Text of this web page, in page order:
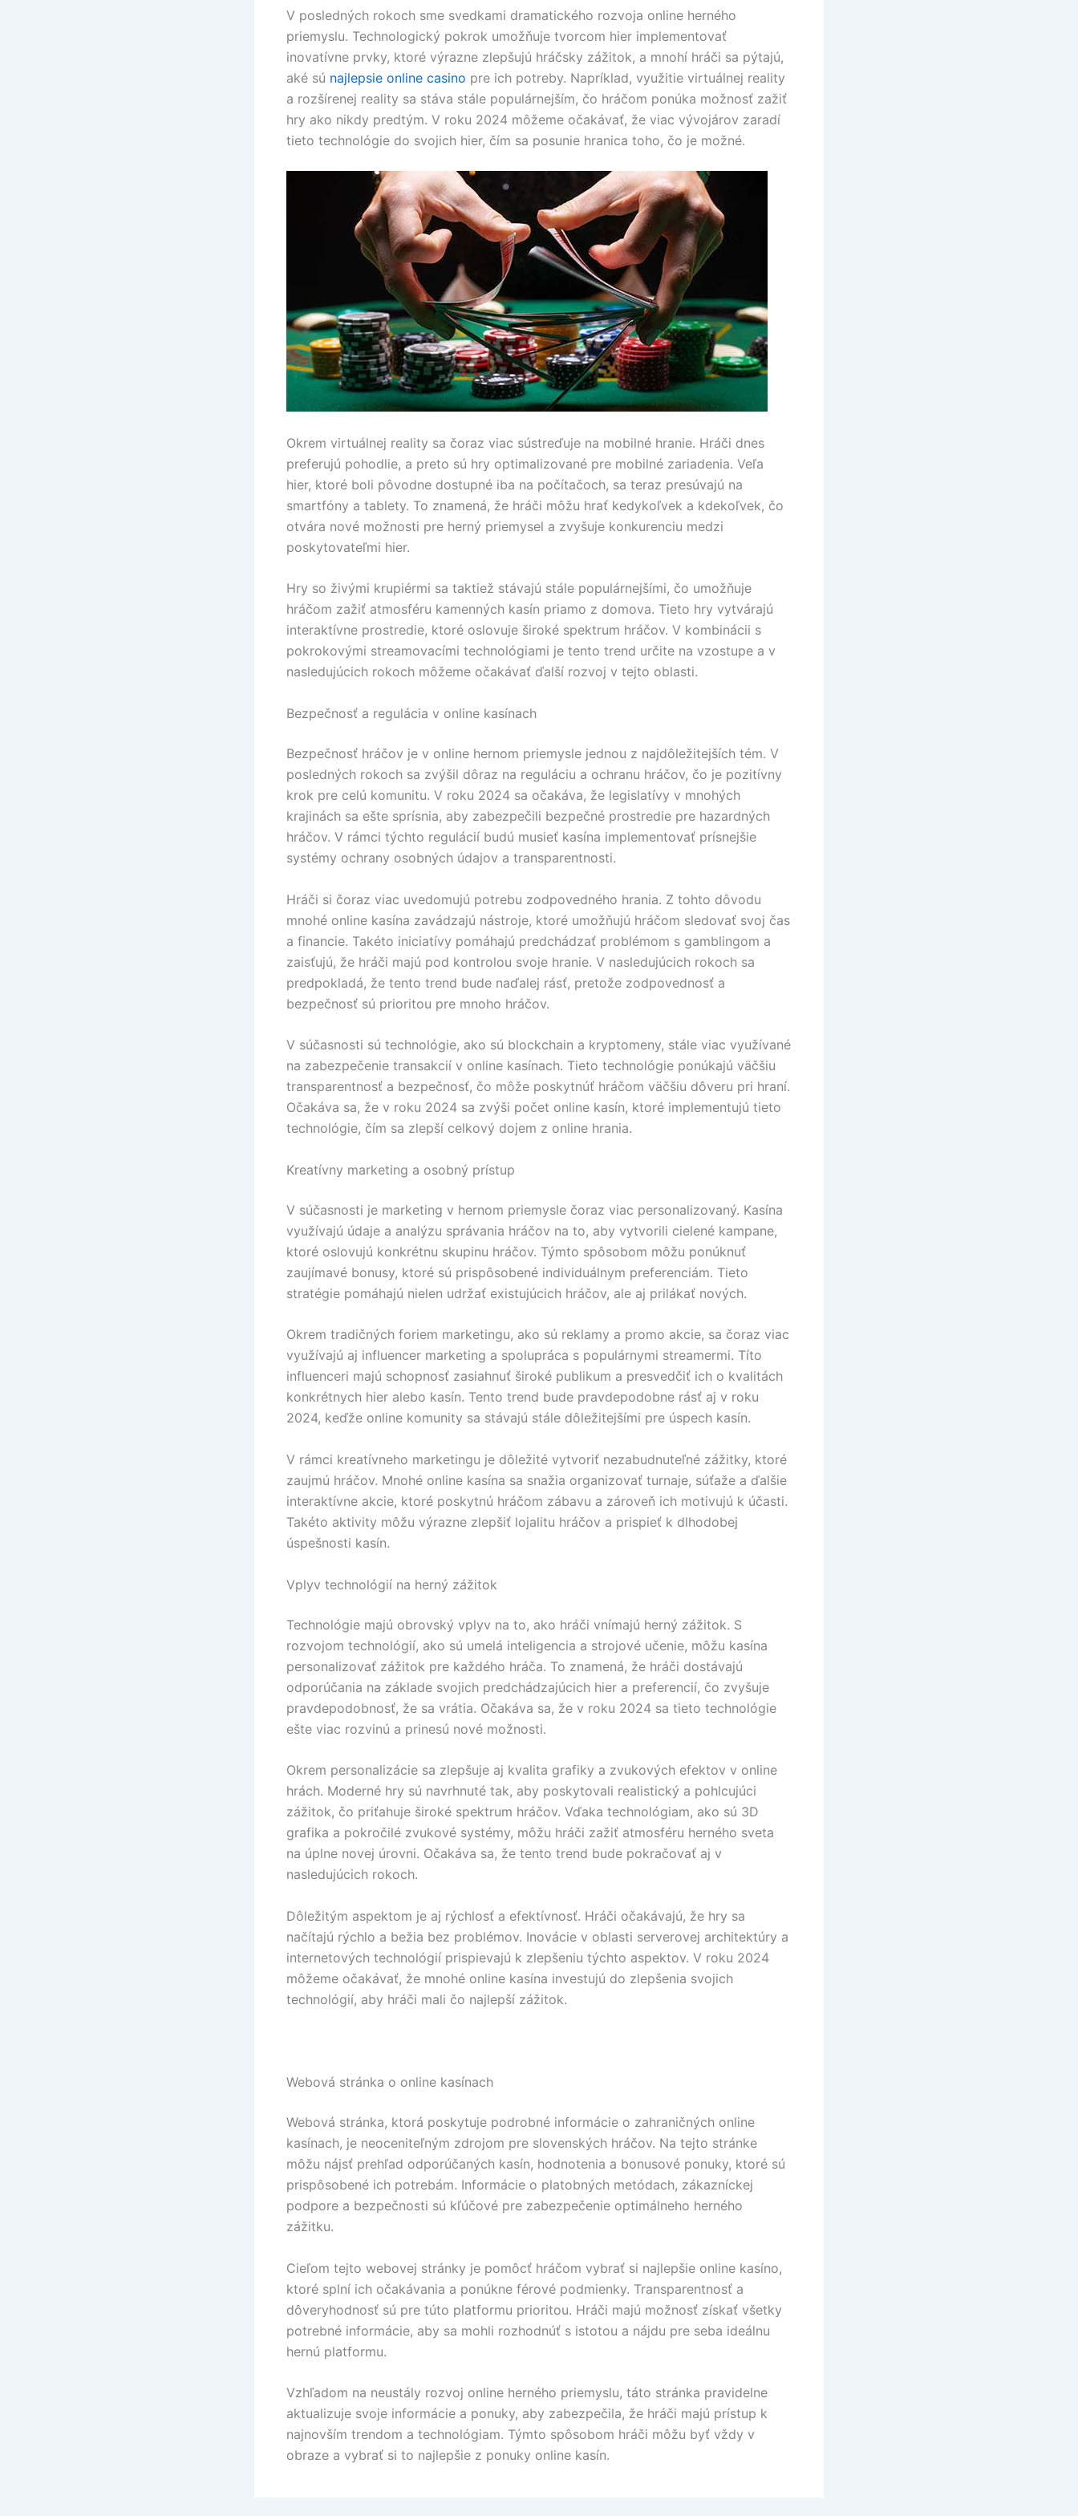
V posledných rokoch sme svedkami dramatického rozvoja online herného
priemyslu. Technologický pokrok umožňuje tvorcom hier implementovať
inovatívne prvky, ktoré výrazne zlepšujú hráčsky zážitok, a mnohí hráči sa pýtajú,
aké sú najlepsie online casino pre ich potreby. Napríklad, využitie virtuálnej reality
a rozšírenej reality sa stáva stále populárnejším, čo hráčom ponúka možnosť zažiť
hry ako nikdy predtým. V roku 2024 môžeme očakávať, že viac vývojárov zaradí
tieto technológie do svojich hier, čím sa posunie hranica toho, čo je možné.
Okrem virtuálnej reality sa čoraz viac sústreďuje na mobilné hranie. Hráči dnes
preferujú pohodlie, a preto sú hry optimalizované pre mobilné zariadenia. Veľa
hier, ktoré boli pôvodne dostupné iba na počítačoch, sa teraz presúvajú na
smartfóny a tablety. To znamená, že hráči môžu hrať kedykoľvek a kdekoľvek, čo
otvára nové možnosti pre herný priemysel a zvyšuje konkurenciu medzi
poskytovateľmi hier.
Hry so živými krupiérmi sa taktiež stávajú stále populárnejšími, čo umožňuje
hráčom zažiť atmosféru kamenných kasín priamo z domova. Tieto hry vytvárajú
interaktívne prostredie, ktoré oslovuje široké spektrum hráčov. V kombinácii s
pokrokovými streamovacími technológiami je tento trend určite na vzostupe a v
nasledujúcich rokoch môžeme očakávať ďalší rozvoj v tejto oblasti.
Bezpečnosť a regulácia v online kasínach
Bezpečnosť hráčov je v online hernom priemysle jednou z najdôležitejších tém. V
posledných rokoch sa zvýšil dôraz na reguláciu a ochranu hráčov, čo je pozitívny
krok pre celú komunitu. V roku 2024 sa očakáva, že legislatívy v mnohých
krajinách sa ešte sprísnia, aby zabezpečili bezpečné prostredie pre hazardných
hráčov. V rámci týchto regulácií budú musieť kasína implementovať prísnejšie
systémy ochrany osobných údajov a transparentnosti.
Hráči si čoraz viac uvedomujú potrebu zodpovedného hrania. Z tohto dôvodu
mnohé online kasína zavádzajú nástroje, ktoré umožňujú hráčom sledovať svoj čas
a financie. Takéto iniciatívy pomáhajú predchádzať problémom s gamblingom a
zaisťujú, že hráči majú pod kontrolou svoje hranie. V nasledujúcich rokoch sa
predpokladá, že tento trend bude naďalej rásť, pretože zodpovednosť a
bezpečnosť sú prioritou pre mnoho hráčov.
V súčasnosti sú technológie, ako sú blockchain a kryptomeny, stále viac využívané
na zabezpečenie transakcií v online kasínach. Tieto technológie ponúkajú väčšiu
transparentnosť a bezpečnosť, čo môže poskytnúť hráčom väčšiu dôveru pri hraní.
Očakáva sa, že v roku 2024 sa zvýši počet online kasín, ktoré implementujú tieto
technológie, čím sa zlepší celkový dojem z online hrania.
Kreatívny marketing a osobný prístup
V súčasnosti je marketing v hernom priemysle čoraz viac personalizovaný. Kasína
využívajú údaje a analýzu správania hráčov na to, aby vytvorili cielené kampane,
ktoré oslovujú konkrétnu skupinu hráčov. Týmto spôsobom môžu ponúknuť
zaujímavé bonusy, ktoré sú prispôsobené individuálnym preferenciám. Tieto
stratégie pomáhajú nielen udržať existujúcich hráčov, ale aj prilákať nových.
Okrem tradičných foriem marketingu, ako sú reklamy a promo akcie, sa čoraz viac
využívajú aj influencer marketing a spolupráca s populárnymi streamermi. Títo
influenceri majú schopnosť zasiahnuť široké publikum a presvedčiť ich o kvalitách
konkrétnych hier alebo kasín. Tento trend bude pravdepodobne rásť aj v roku
2024, keďže online komunity sa stávajú stále dôležitejšími pre úspech kasín.
V rámci kreatívneho marketingu je dôležité vytvoriť nezabudnuteľné zážitky, ktoré
zaujmú hráčov. Mnohé online kasína sa snažia organizovať turnaje, súťaže a ďalšie
interaktívne akcie, ktoré poskytnú hráčom zábavu a zároveň ich motivujú k účasti.
Takéto aktivity môžu výrazne zlepšiť lojalitu hráčov a prispieť k dlhodobej
úspešnosti kasín.
Vplyv technológií na herný zážitok
Technológie majú obrovský vplyv na to, ako hráči vnímajú herný zážitok. S
rozvojom technológií, ako sú umelá inteligencia a strojové učenie, môžu kasína
personalizovať zážitok pre každého hráča. To znamená, že hráči dostávajú
odporúčania na základe svojich predchádzajúcich hier a preferencií, čo zvyšuje
pravdepodobnosť, že sa vrátia. Očakáva sa, že v roku 2024 sa tieto technológie
ešte viac rozvinú a prinesú nové možnosti.
Okrem personalizácie sa zlepšuje aj kvalita grafiky a zvukových efektov v online
hrách. Moderné hry sú navrhnuté tak, aby poskytovali realistický a pohlcujúci
zážitok, čo priťahuje široké spektrum hráčov. Vďaka technológiam, ako sú 3D
grafika a pokročilé zvukové systémy, môžu hráči zažiť atmosféru herného sveta
na úplne novej úrovni. Očakáva sa, že tento trend bude pokračovať aj v
nasledujúcich rokoch.
Dôležitým aspektom je aj rýchlosť a efektívnosť. Hráči očakávajú, že hry sa
načítajú rýchlo a bežia bez problémov. Inovácie v oblasti serverovej architektúry a
internetových technológií prispievajú k zlepšeniu týchto aspektov. V roku 2024
môžeme očakávať, že mnohé online kasína investujú do zlepšenia svojich
technológií, aby hráči mali čo najlepší zážitok.
Webová stránka o online kasínach
Webová stránka, ktorá poskytuje podrobné informácie o zahraničných online
kasínach, je neoceniteľným zdrojom pre slovenských hráčov. Na tejto stránke
môžu nájsť prehľad odporúčaných kasín, hodnotenia a bonusové ponuky, ktoré sú
prispôsobené ich potrebám. Informácie o platobných metódach, zákazníckej
podpore a bezpečnosti sú kľúčové pre zabezpečenie optimálneho herného
zážitku.
Cieľom tejto webovej stránky je pomôcť hráčom vybrať si najlepšie online kasíno,
ktoré splní ich očakávania a ponúkne férové podmienky. Transparentnosť a
dôveryhodnosť sú pre túto platformu prioritou. Hráči majú možnosť získať všetky
potrebné informácie, aby sa mohli rozhodnúť s istotou a nájdu pre seba ideálnu
hernú platformu.
Vzhľadom na neustály rozvoj online herného priemyslu, táto stránka pravidelne
aktualizuje svoje informácie a ponuky, aby zabezpečila, že hráči majú prístup k
najnovším trendom a technológiam. Týmto spôsobom hráči môžu byť vždy v
obraze a vybrať si to najlepšie z ponuky online kasín.